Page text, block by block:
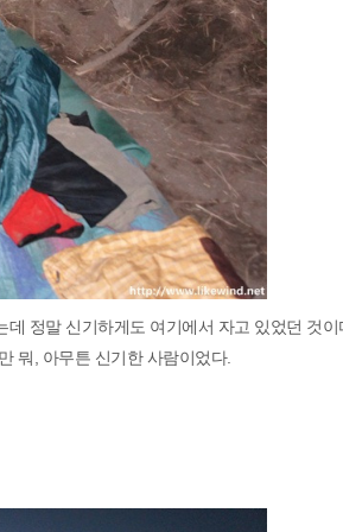
정말 신기하게도 여기에서 자고 있었던 것이
뭐, 아무튼 신기한 사람이었다.